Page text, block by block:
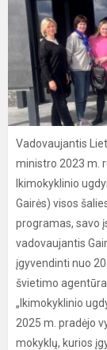
Vadovaujantis
ministro 2023 m.
Ikimokyklinio
Gairės) visos
programas, savo
vadovaujantis
įgyvendinti nuo
švietimo
„Ikimokyklinio
2025 m. pradėjo
mokyklų, kurios